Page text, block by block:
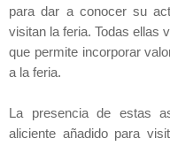
para dar a conocer su
visitan la feria. Todas ellas
que permite incorporar
a la feria.
La presencia de estas
aliciente añadido para